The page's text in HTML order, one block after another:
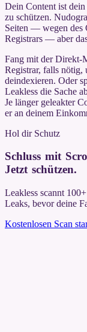
Dein Content ist
zu schützen.
Seiten — wegen des
Registrars — aber
Fang mit der Direkt-
Registrar, falls nötig,
deindexieren. Oder
Leakless die Sache
Je länger geleakter
er an deinem
Hol dir Schutz
Schluss mit
Jetzt schützen.
Leakless scannt
Leaks, bevor deine
Kostenlosen Scan